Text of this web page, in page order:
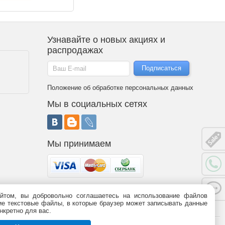
Узнавайте о новых акциях и
распродажах
Положение об обработке персональных данных
Мы в социальных сетях
Мы принимаем
публичной офертой (статья 437 ГК РФ). Информация о
09-03,8 (800)775-09-03.График работы.
вы добровольно соглашаетесь на использование файлов
текстовые файлы, в которые браузер может записывать данные
для вас.